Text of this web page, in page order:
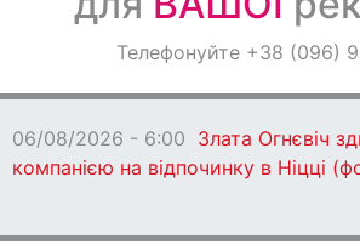
ОголошенняТелефонуйте +38 (096)
06/08/2026 - 6:00 Злата Огнєвіч
компанією на відпочинку в Ніцці